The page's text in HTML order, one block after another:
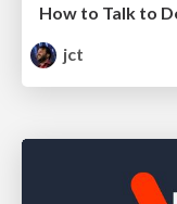
How to Talk to
jct